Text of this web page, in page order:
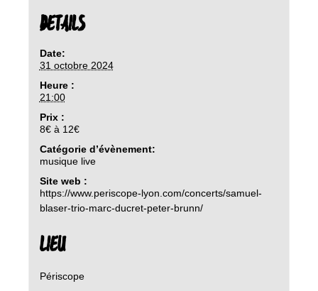
DETAILS
Date:
31 octobre 2024
Heure :
21:00
Prix :
8€ à 12€
Catégorie d’évènement:
musique live
Site web :
https://www.periscope-lyon.com/concerts/samuel-
blaser-trio-marc-ducret-peter-brunn/
LIEU
Périscope